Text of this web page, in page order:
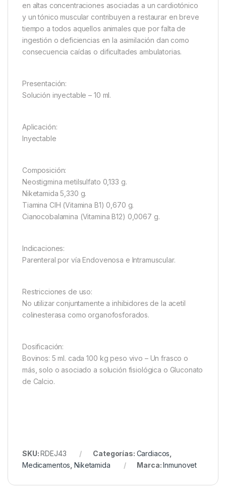
en altas concentraciones asociadas a un cardiotónico
y un tónico muscular contribuyen a restaurar en breve
tiempo a todos aquellos animales que por falta de
ingestión o deficiencias en la asimilación dan como
consecuencia caídas o dificultades ambulatorias.
Presentación:
Solución inyectable – 10 ml.
Aplicación:
Inyectable
Composición:
Neostigmina metilsulfato 0,133 g.
Niketamida 5,330 g.
Tiamina ClH (Vitamina B1) 0,670 g.
Cianocobalamina (Vitamina B12) 0,0067 g.
Indicaciones:
Parenteral por vía Endovenosa e Intramuscular.
Restricciones de uso:
No utilizar conjuntamente a inhibidores de la acetil
colinesterasa como organofosforados.
Dosificación:
Bovinos: 5 ml. cada 100 kg peso vivo – Un frasco o
más, solo o asociado a solución fisiológica o Gluconato
de Calcio.
SKU:RDEJ43 Categorías: Cardiacos
Medicamentos ,Niketamida Marca:Inmunovet